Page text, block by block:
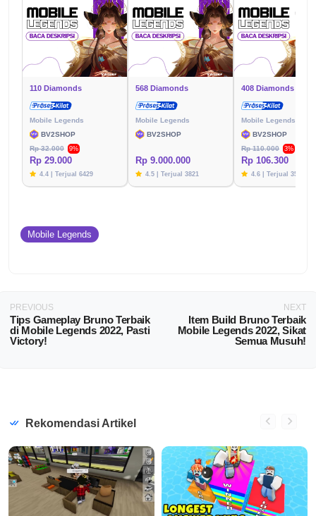
110 Diamonds
Mobile Legends
BV2SHOP
Rp 32.000
9%
Rp 29.000
4.4 | Terjual 6429
568 Diamonds
Mobile Legends
BV2SHOP
Rp 9.000.000
4.5 | Terjual 3821
408 Diamonds
Mobile Legends
BV2SHOP
Rp 110.000
3%
Rp 106.300
4.6 | Terjual 3576
Mobile Legends
PREVIOUS
Tips Gameplay Bruno Terbaik
di Mobile Legends 2022, Pasti
Victory!
NEXT
Item Build Bruno Terbaik
Mobile Legends 2022, Sikat
Semua Musuh!
Rekomendasi Artikel